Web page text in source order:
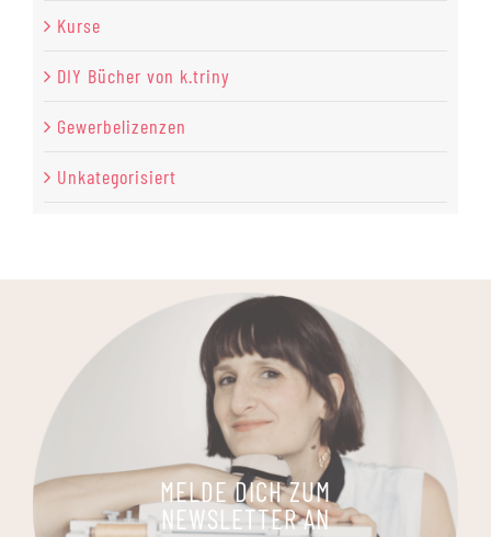
Kurse
DIY Bücher von k.triny
Gewerbelizenzen
Unkategorisiert
MELDE DICH ZUM
NEWSLETTER AN